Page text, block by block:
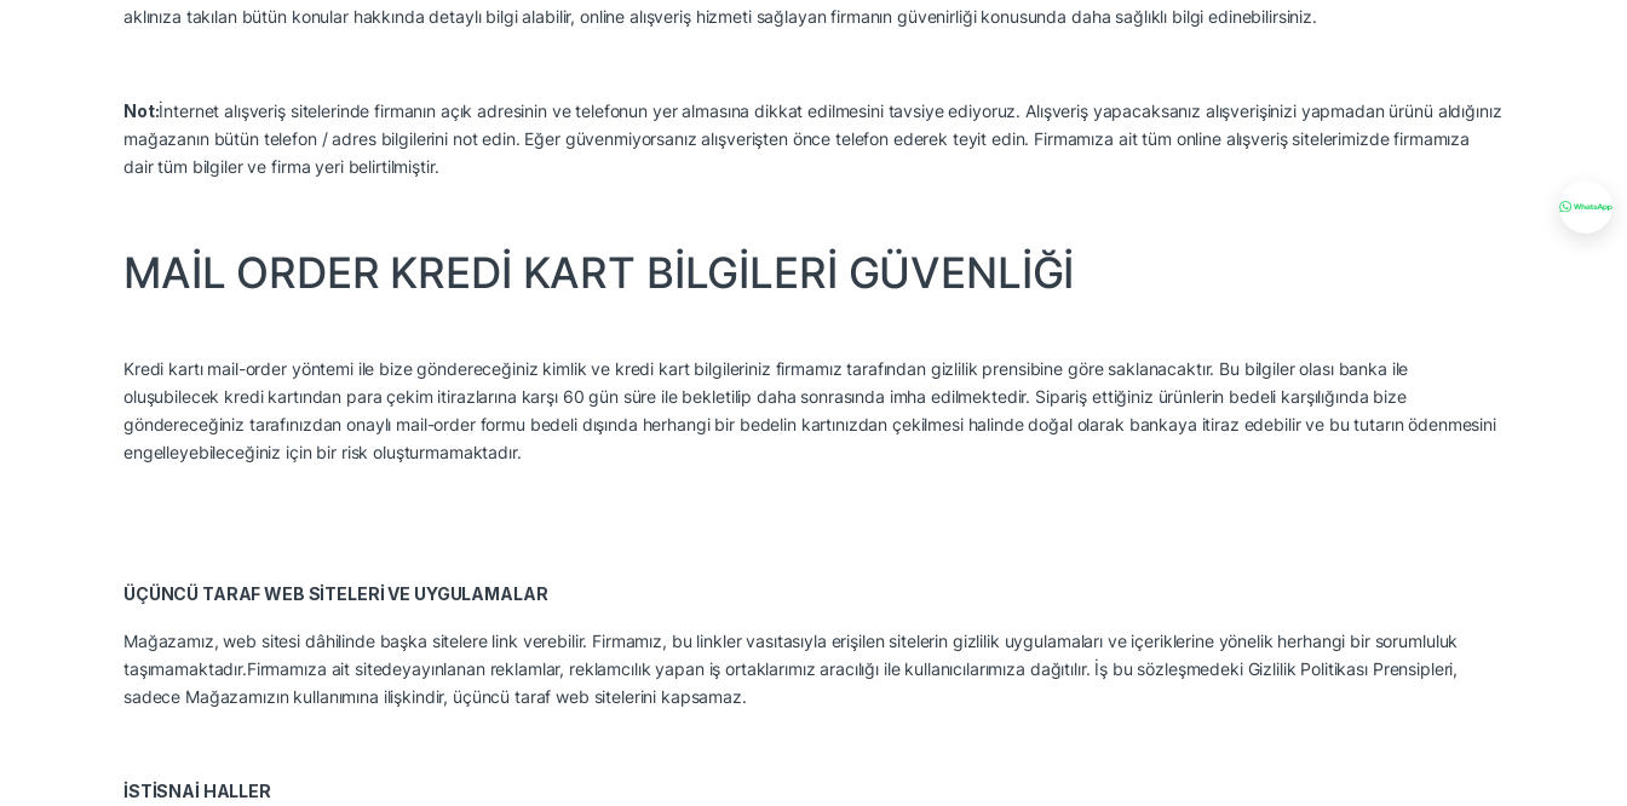
aklınıza takılan bütün konular hakkında detaylı bilgi alabilir, online alışveriş hizmeti sağlayan firmanın güvenirliği konusunda daha sağlıklı bilgi edinebilirsiniz.
Not:İnternet alışveriş sitelerinde firmanın açık adresinin ve telefonun yer almasına dikkat edilmesini tavsiye ediyoruz. Alışveriş yapacaksanız alışverişinizi yapmadan ürünü aldığınız
mağazanın bütün telefon / adres bilgilerini not edin. Eğer güvenmiyorsanız alışverişten önce telefon ederek teyit edin. Firmamıza ait tüm online alışveriş sitelerimizde firmamıza
dair tüm bilgiler ve firma yeri belirtilmiştir.
MAİL ORDER KREDİ KART BİLGİLERİ GÜVENLİĞİ
Kredi kartı mail-order yöntemi ile bize göndereceğiniz kimlik ve kredi kart bilgileriniz firmamız tarafından gizlilik prensibine göre saklanacaktır. Bu bilgiler olası banka ile
oluşubilecek kredi kartından para çekim itirazlarına karşı 60 gün süre ile bekletilip daha sonrasında imha edilmektedir. Sipariş ettiğiniz ürünlerin bedeli karşılığında bize
göndereceğiniz tarafınızdan onaylı mail-order formu bedeli dışında herhangi bir bedelin kartınızdan çekilmesi halinde doğal olarak bankaya itiraz edebilir ve bu tutarın ödenmesini
engelleyebileceğiniz için bir risk oluşturmamaktadır.
ÜÇÜNCÜ TARAF WEB SİTELERİ VE UYGULAMALAR
Mağazamız, web sitesi dâhilinde başka sitelere link verebilir. Firmamız, bu linkler vasıtasıyla erişilen sitelerin gizlilik uygulamaları ve içeriklerine yönelik herhangi bir sorumluluk
taşımamaktadır.Firmamıza ait sitedeyayınlanan reklamlar, reklamcılık yapan iş ortaklarımız aracılığı ile kullanıcılarımıza dağıtılır. İş bu sözleşmedeki Gizlilik Politikası Prensipleri,
sadece Mağazamızın kullanımına ilişkindir, üçüncü taraf web sitelerini kapsamaz.
İSTİSNAİ HALLER